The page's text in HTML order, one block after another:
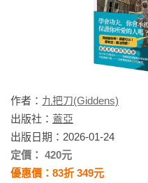
作者： 九把刀(Giddens)
出版社： 蓋亞
出版日期：2026-01-24
定價： 420元
優惠價：83折 349元